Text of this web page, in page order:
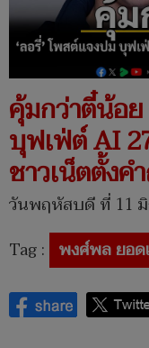
คุ้มกว่าตี๋น้อ
บุฟเฟ่ต์ AI
ชาวเน็ตตั้งค
วันพฤหัสบดี ที่ 11 มิ
Tag : พงศ์พล ยอด